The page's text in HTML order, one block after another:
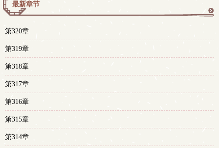
最新章节
第320章
第319章
第318章
第317章
第316章
第315章
第314章